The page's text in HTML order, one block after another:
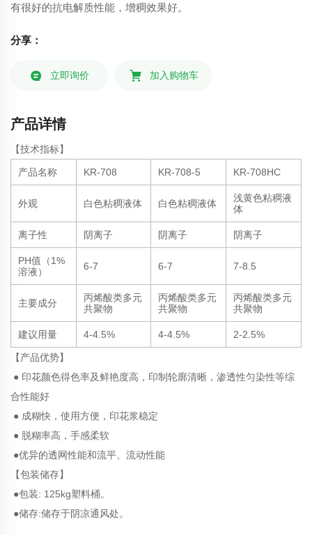
有很好的抗电解质性能，增稠效果好。
分享：
立即询价 加入购物车
产品详情
【技术指标】
产品名称 KR-708 KR-708-5 KR-708HC
外观 白色粘稠液体 白色粘稠液体
浅黄色粘稠液
体
离子性 阴离子 阴离子 阴离子
PH值（1%
溶液）
6-7 6-7 7-8.5
主要成分
丙烯酸类多元
共聚物
丙烯酸类多元
共聚物
丙烯酸类多元
共聚物
建议用量 4-4.5% 4-4.5% 2-2.5%
【产品优势】
● 印花颜色得色率及鲜艳度高，印制轮廓清晰，渗透性匀染性等综
合性能好
● 成糊快，使用方便，印花浆稳定
● 脱糊率高，手感柔软
●优异的透网性能和流平、流动性能
【包装储存】
●包装: 125kg塑料桶。
●储存:储存于阴凉通风处。